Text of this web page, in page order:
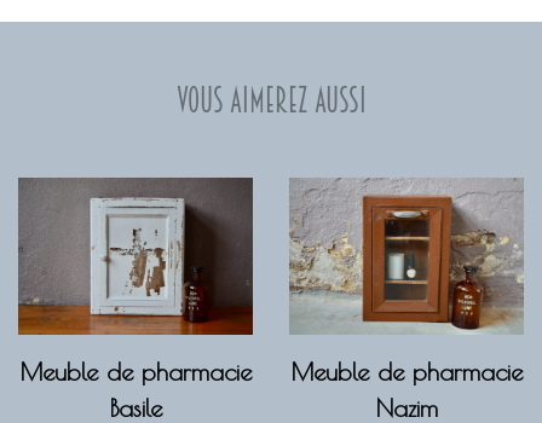
Vous aimerez aussi
Meuble de pharmacie
Basile
Meuble de pharmacie
Nazim